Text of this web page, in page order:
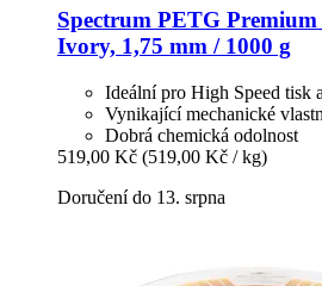
Spectrum PETG
Ivory, 1,75 mm / 1000 g
Ideální pro High Speed tisk
Vynikající mechanické
Dobrá chemická odolnost
519,00 Kč (519,00 Kč / kg)
Doručení do 13. srpna